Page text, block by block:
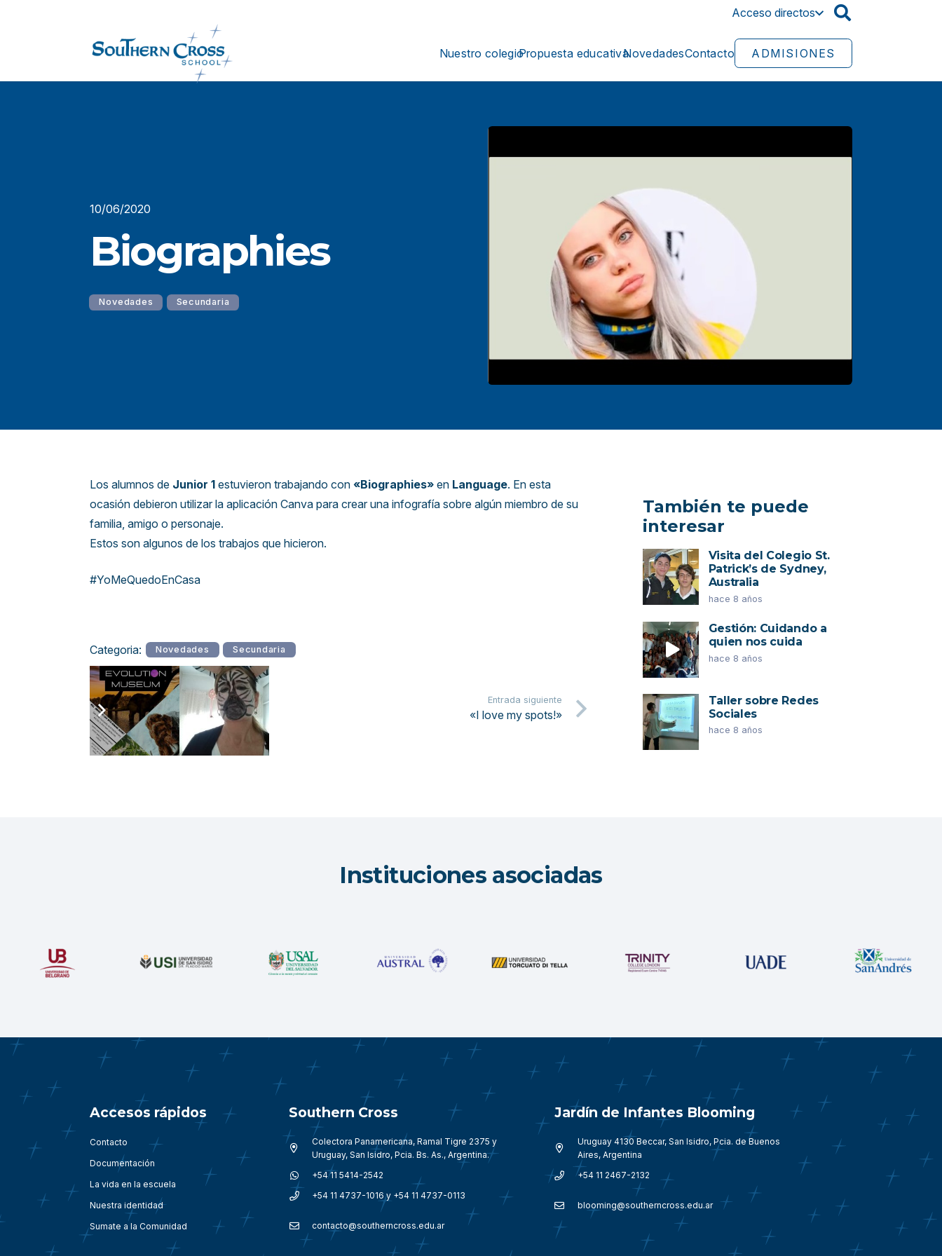
Acceso directos
Nuestro colegioPropuesta educativaNovedadesContacto ADMISIONES
10/06/2020
Biographies
Novedades Secundaria
Los alumnos de Junior 1 estuvieron trabajando con «Biographies» en Language. En esta
ocasión debieron utilizar la aplicación Canva para crear una infografía sobre algún miembro de su
familia, amigo o personaje.
Estos son algunos de los trabajos que hicieron.
#YoMeQuedoEnCasa
Categoria: Novedades Secundaria
Entrada anterior
Arte & Biología
Entrada siguiente
«I love my spots!»
También te puede
interesar
Visita del Colegio St.
Patrick’s de Sydney,
Australia
hace 8 años
Gestión: Cuidando a
quien nos cuida
hace 8 años
Taller sobre Redes
Sociales
hace 8 años
Instituciones asociadas
Accesos rápidos
Contacto
Documentación
La vida en la escuela
Nuestra identidad
Sumate a la Comunidad
Southern Cross
Colectora Panamericana, Ramal Tigre 2375 y
Uruguay, San Isidro, Pcia. Bs. As., Argentina.
+54 11 5414-2542
+54 11 4737-1016 y +54 11 4737-0113
contacto@southerncross.edu.ar
Jardín de Infantes Blooming
Uruguay 4130 Beccar, San Isidro, Pcia. de Buenos
Aires, Argentina
+54 11 2467-2132
blooming@southerncross.edu.ar